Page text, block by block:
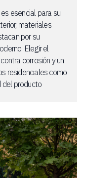
esencial para su
materiales
por su
Elegir el
corrosión y un
residenciales como
del producto